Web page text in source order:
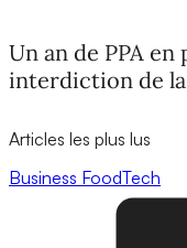
Un an de PPA
interdiction de la
Articles les plus lus
Business FoodTech